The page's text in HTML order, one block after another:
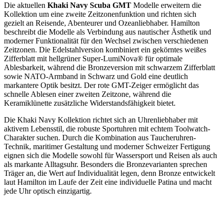
Die aktuellen Khaki Navy Scuba GMT Modelle erweitern die
Kollektion um eine zweite Zeitzonenfunktion und richten sich
gezielt an Reisende, Abenteurer und Ozeanliebhaber. Hamilton
beschreibt die Modelle als Verbindung aus nautischer Ästhetik und
moderner Funktionalität für den Wechsel zwischen verschiedenen
Zeitzonen. Die Edelstahlversion kombiniert ein gekörntes weißes
Zifferblatt mit hellgrüner Super-LumiNova® für optimale
Ablesbarkeit, während die Bronzeversion mit schwarzem Zifferblatt
sowie NATO-Armband in Schwarz und Gold eine deutlich
markantere Optik besitzt. Der rote GMT-Zeiger ermöglicht das
schnelle Ablesen einer zweiten Zeitzone, während die
Keramiklünette zusätzliche Widerstandsfähigkeit bietet.
Die Khaki Navy Kollektion richtet sich an Uhrenliebhaber mit
aktivem Lebensstil, die robuste Sportuhren mit echtem Toolwatch-
Charakter suchen. Durch die Kombination aus Taucheruhren-
Technik, maritimer Gestaltung und moderner Schweizer Fertigung
eignen sich die Modelle sowohl für Wassersport und Reisen als auch
als markante Alltagsuhr. Besonders die Bronzevarianten sprechen
Träger an, die Wert auf Individualität legen, denn Bronze entwickelt
laut Hamilton im Laufe der Zeit eine individuelle Patina und macht
jede Uhr optisch einzigartig.